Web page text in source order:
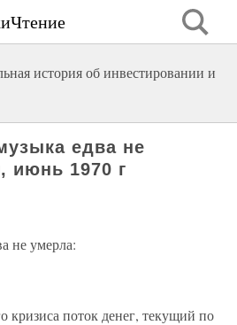
история об инвестировании и
едва не
июнь 1970 г
не умерла:
кризиса поток денег, текущий по